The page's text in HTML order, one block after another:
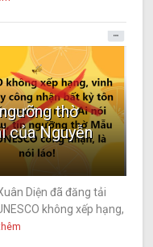
thờ
của Nguyễn
Diện đã đăng tải
không xếp hạng,